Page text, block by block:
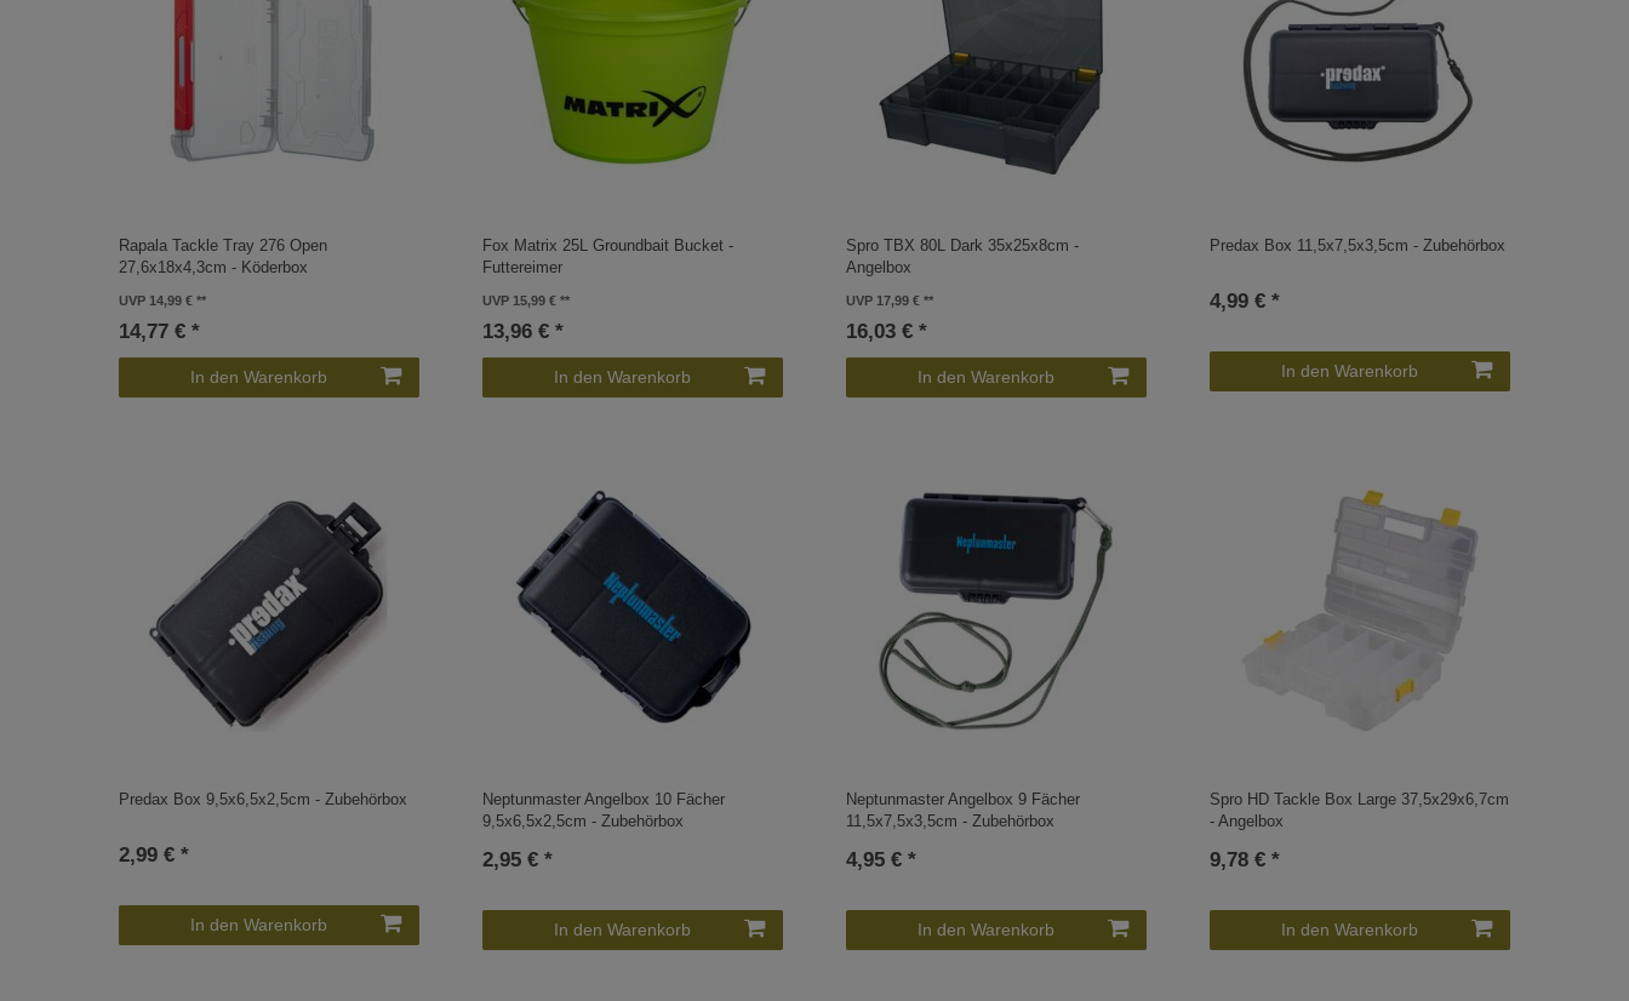
Rapala Tackle Tray 276 Open
27,6x18x4,3cm - Köderbox
UVP 14,99 €
14,77 € *
In den Warenkorb
Fox Matrix 25L Groundbait Bucket -
Futtereimer
UVP 15,99 €
13,96 € *
In den Warenkorb
Spro TBX 80L Dark 35x25x8cm -
Angelbox
UVP 17,99 €
16,03 € *
In den Warenkorb
Predax Box 11,5x7,5x3,5cm - Zubehörbox
4,99 € *
In den Warenkorb
Predax Box 9,5x6,5x2,5cm - Zubehörbox
2,99 € *
In den Warenkorb
Neptunmaster Angelbox 10 Fächer
9,5x6,5x2,5cm - Zubehörbox
2,95 € *
In den Warenkorb
Neptunmaster Angelbox 9 Fächer
11,5x7,5x3,5cm - Zubehörbox
4,95 € *
In den Warenkorb
Spro HD Tackle Box Large 37,5x29x6,7cm
- Angelbox
9,78 € *
In den Warenkorb